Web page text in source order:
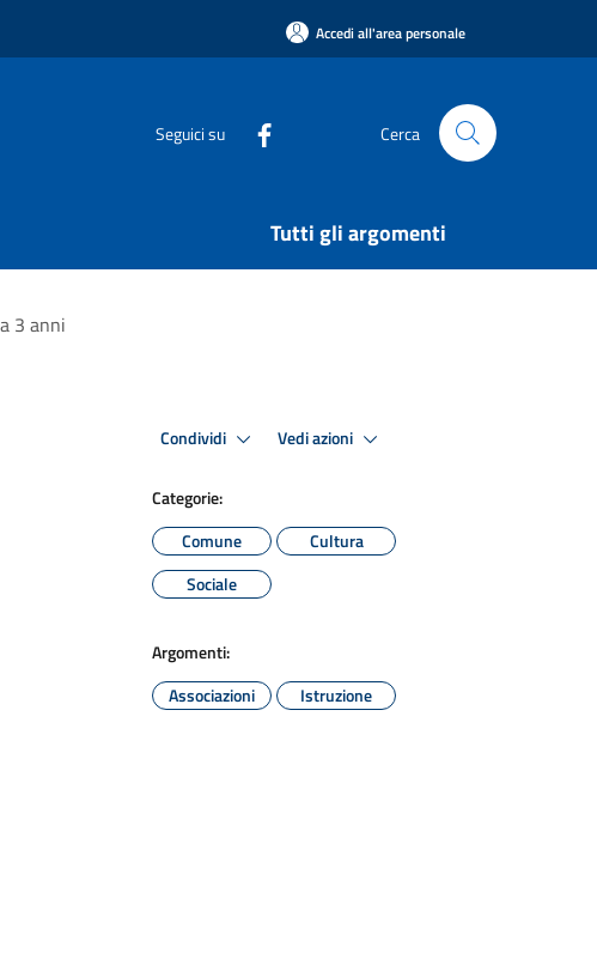
Accedi all'area personale
Seguici su Cerca
Tutti gli argomenti
3 anni
Condividi Vedi azioni
Categorie:
Comune
Cultura
Sociale
Argomenti:
Associazioni
Istruzione